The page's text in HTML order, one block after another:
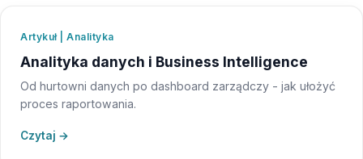
Artykuł | Analityka
Analityka danych i Business Intelligence
Od hurtowni danych po dashboard zarządczy - jak ułożyć
proces raportowania.
Czytaj →